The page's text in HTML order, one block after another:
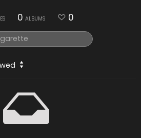
0 ALBUMS 0